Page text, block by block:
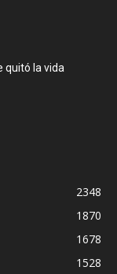
quitó la vida
2348
1870
1678
1528